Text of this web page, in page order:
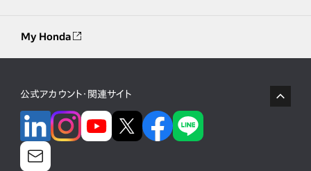
My Honda
公式アカウント・関連サイト